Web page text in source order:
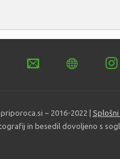
~ 2016-2022 |
in besedil dovoljeno s